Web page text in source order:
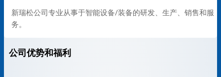
新瑞松公司专业从事于智能设备/装备的研发、生产、销售和服
务。
公司优势和福利